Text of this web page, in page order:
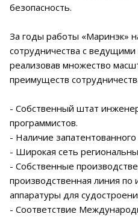
безопасность.
За годы работы «Маринэк»
сотрудничества с
реализовав множество
преимуществ
- Собственный штат
программистов.
- Наличие
- Широкая сеть
- Собственные
производственная линия по
аппаратуры для
- Соответствие